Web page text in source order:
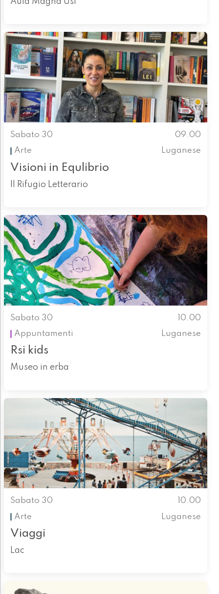
Sabato 30
09.00
Arte
Luganese
Visioni in Equlibrio
Il Rifugio Letterario
Sabato 30
10.00
Appuntamenti
Luganese
Rsi kids
Museo in erba
Sabato 30
10.00
Arte
Luganese
Viaggi
Lac